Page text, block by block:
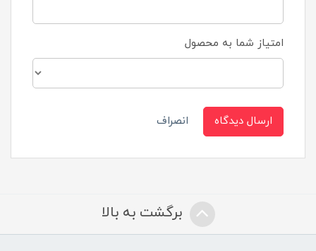
امتیاز شما به محصول
ارسال دیدگاه انصراف
برگشت به بالا